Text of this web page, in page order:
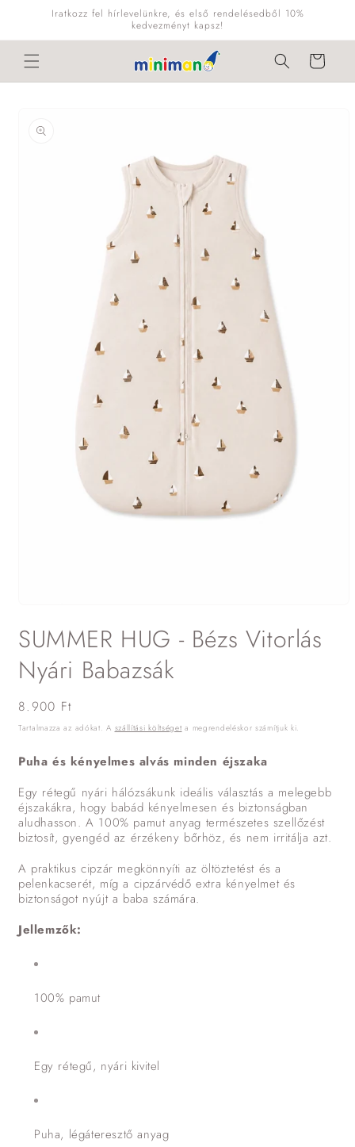
Ugrás aIratkozz fel hírlevelünkre, és első rendelésedből 10%
kedvezményt kapsz!
Kosár
ugrás a
termékadatokra
megnyitása
a
párbeszédpanelen
SUMMER HUG - Bézs Vitorlás
Nyári Babazsák
Normál
ár
8.900 Ft
Tartalmazza az adókat. A szállítási költséget a megrendeléskor számítjuk ki.
Puha és kényelmes alvás minden éjszaka
Egy rétegű nyári hálózsákunk ideális választás a melegebb
éjszakákra, hogy babád kényelmesen és biztonságban
aludhasson. A 100% pamut anyag természetes szellőzést
biztosít, gyengéd az érzékeny bőrhöz, és nem irritálja azt.
A praktikus cipzár megkönnyíti az öltöztetést és a
pelenkacserét, míg a cipzárvédő extra kényelmet és
biztonságot nyújt a baba számára.
Jellemzők:
100% pamut
Egy rétegű, nyári kivitel
Puha, légáteresztő anyag